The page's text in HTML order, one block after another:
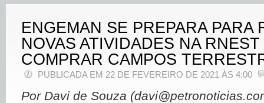
ENGEMAN SE PREPARA PARA
NOVAS ATIVIDADES NA RNEST
COMPRAR CAMPOS
PUBLICADA EM 22 DE FEVEREIRO DE 2021 ÀS 4:00
Por Davi de Souza